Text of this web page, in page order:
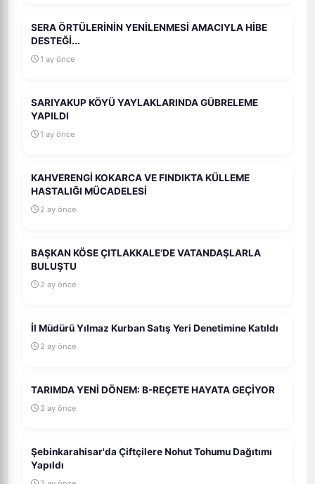
SERA ÖRTÜLERİNİN YENİLENMESİ AMACIYLA HİBE
DESTEĞİ...
1 ay önce
SARIYAKUP KÖYÜ YAYLAKLARINDA GÜBRELEME
YAPILDI
1 ay önce
KAHVERENGİ KOKARCA VE FINDIKTA KÜLLEME
HASTALIĞI MÜCADELESİ
2 ay önce
BAŞKAN KÖSE ÇITLAKKALE’DE VATANDAŞLARLA
BULUŞTU
2 ay önce
İl Müdürü Yılmaz Kurban Satış Yeri Denetimine Katıldı
2 ay önce
TARIMDA YENİ DÖNEM: B-REÇETE HAYATA GEÇİYOR
3 ay önce
Şebinkarahisar'da Çiftçilere Nohut Tohumu Dağıtımı
Yapıldı